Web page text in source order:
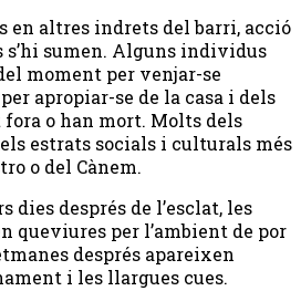
en altres indrets del barri, acció
s’hi sumen. Alguns individus
moment per venjar-se
apropiar-se de la casa i dels
fora o han mort. Molts dels
estrats socials i culturals més
o del Cànem.
dies després de l’esclat, les
queviures per l’ambient de por
després apareixen
i les llargues cues.